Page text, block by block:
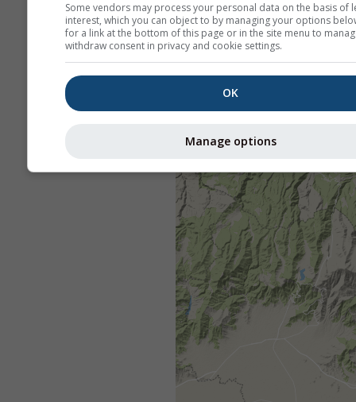
Some vendors may process your personal data on the basis of
interest, which you can object to by managing your options
for a link at the bottom of this page or in the site menu to
withdraw consent in privacy and cookie settings.
OK
Manage options